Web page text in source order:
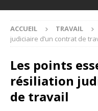
ACCUEIL TRAVAIL
judiciaire d’un contrat de
Les points
résiliation
de travail